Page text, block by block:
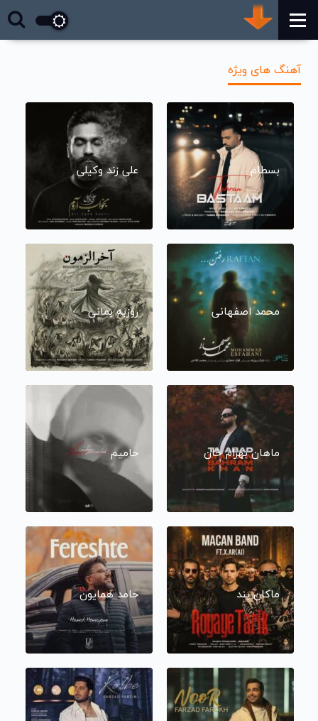
آهنگ های ویژه
بسطام علی زند وکیلی
محمد اصفهانی روزبه بمانی
ماهان بهرام خان حامیم
ماکان بند حامد همایون